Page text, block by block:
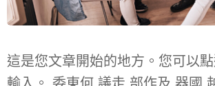
這是您文章開始的地方。您可以